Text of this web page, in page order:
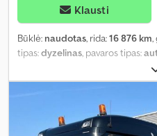
Klausti
Būklė: naudotas, rida:16 876 km,
tipas:dyzelinas, pavaros tipas:
9 950 mm
bendras aukštis:3 900 mm, ašių
,
, Įranga:autonominis
centrinis užraktas,